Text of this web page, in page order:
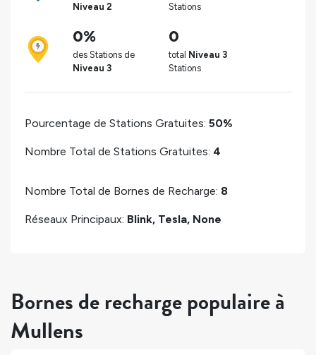
Niveau 2
Stations
0%
des Stations de
Niveau 3
0
total Niveau 3
Stations
Pourcentage de Stations Gratuites: 50%
Nombre Total de Stations Gratuites: 4
Nombre Total de Bornes de Recharge: 8
Réseaux Principaux: Blink, Tesla, None
Bornes de recharge populaire à
Mullens